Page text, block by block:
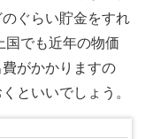
ぐらい貯金をすれ
国でも近年の物価
がかかりますの
といいでしょう。